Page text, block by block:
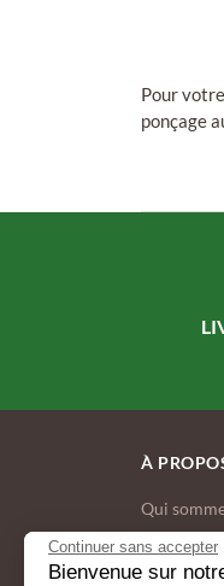
Continuer sans accepter
Bienvenue sur
Pour
ponçage
À
Qui
Nos
C.G.V.